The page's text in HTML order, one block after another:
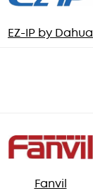
EZ-IP by Dahua
Fanvil